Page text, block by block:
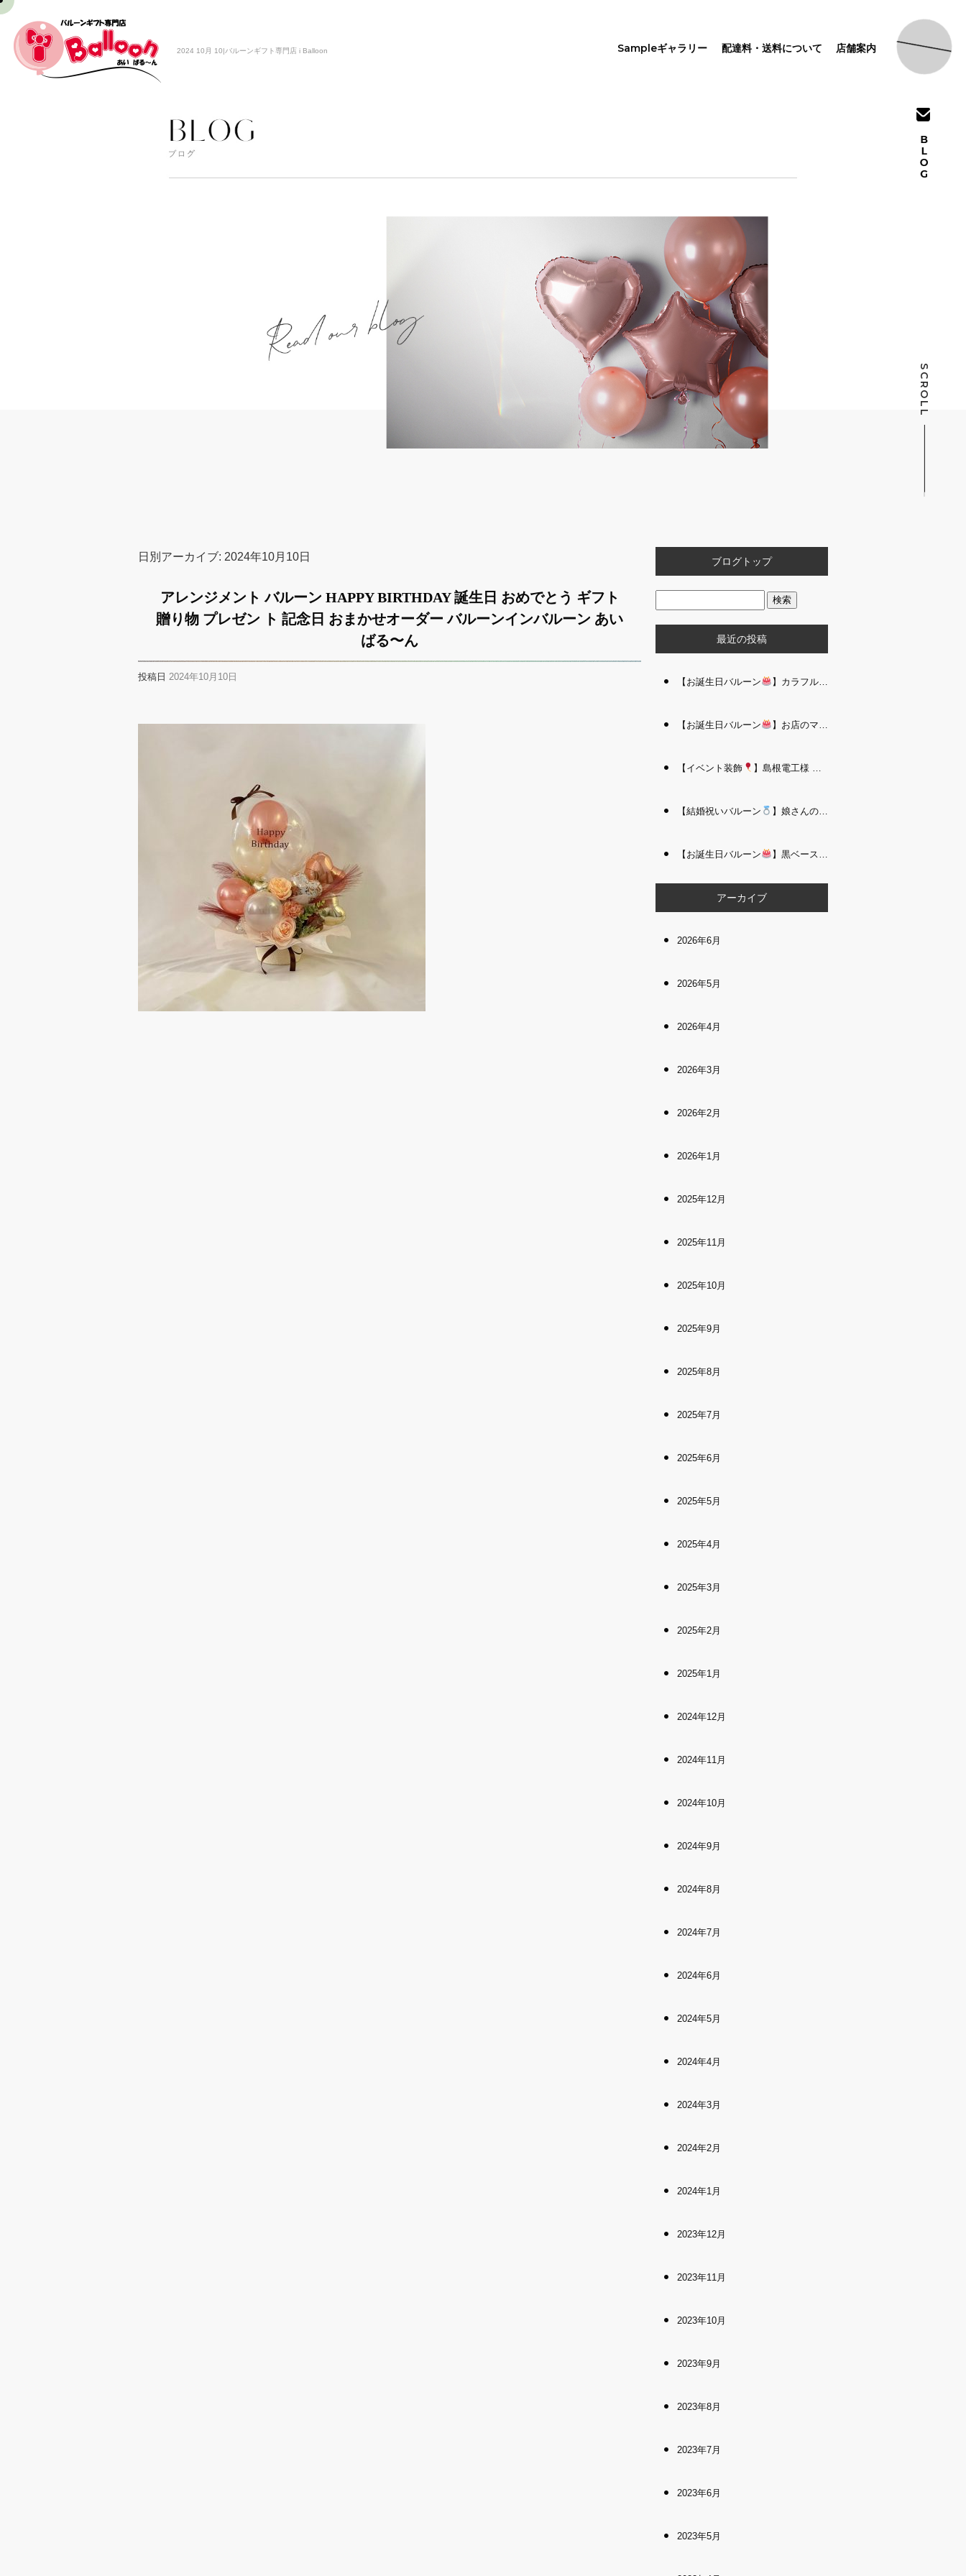
2024 10月 10|バルーンギフト専門店 i Balloon Sampleギャラリー 配達料・送料について 店舗案内
SCROLL
日別アーカイブ: 2024年10月10日
アレンジメント バルーン HAPPY BIRTHDAY 誕生日 おめでとう ギフト
贈り物 プレゼン ト 記念日 おまかせオーダー バルーンインバルーン あい
ばる〜ん
投稿日 2024年10月10日
ブログトップ
最近の投稿
【お誕生日バルーン 】カラフルで存在感たっぷりのバルーンタワー｜松江 i Balloo n
【お誕生日バルーン 】お店のママさんへの華やかなお祝いに｜シャンパン付き豪 華バルーンアレンジメント｜松江 i Balloon
【イベント装飾 】島根電工様 お客様感謝祭｜入口アーチ＆キッズコーナー装飾 を担当しました｜松江 i Balloon
【結婚祝いバルーン 】娘さんのご結婚祝いに｜ウェディングベアとフラワーイン バルーンが華やかなバルーンアレンジメント｜松江 i Balloon
【お誕生日バルーン 】黒ベース×ヒョウ柄がおしゃれ
アーカイブ
2026年6月
2026年5月
2026年4月
2026年3月
2026年2月
2026年1月
2025年12月
2025年11月
2025年10月
2025年9月
2025年8月
2025年7月
2025年6月
2025年5月
2025年4月
2025年3月
2025年2月
2025年1月
2024年12月
2024年11月
2024年10月
2024年9月
2024年8月
2024年7月
2024年6月
2024年5月
2024年4月
2024年3月
2024年2月
2024年1月
2023年12月
2023年11月
2023年10月
2023年9月
2023年8月
2023年7月
2023年6月
2023年5月